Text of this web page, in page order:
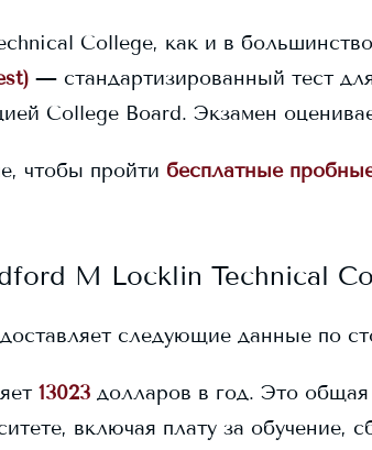
College, как и в
— стандартизированный тест
College Board. Экзамен
чтобы пройти бесплатные
M Locklin Technical
следующие данные по
13023 долларов в год. Это
включая плату за